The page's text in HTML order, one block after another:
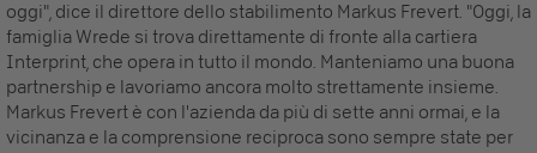
oggi", dice il direttore dello stabilimento Markus Frevert. "Oggi, la
famiglia Wrede si trova direttamente di fronte alla cartiera
Interprint, che opera in tutto il mondo. Manteniamo una buona
partnership e lavoriamo ancora molto strettamente insieme.
Markus Frevert è con l'azienda da più di sette anni ormai, e la
vicinanza e la comprensione reciproca sono sempre state per